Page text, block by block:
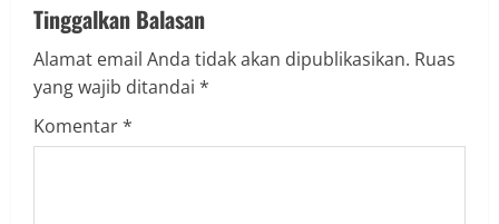
u
e
R
Tinggalkan Balasan
Alamat email Anda tidak akan dipublikasikan. Ruas
yang wajib ditandai *
Komentar*